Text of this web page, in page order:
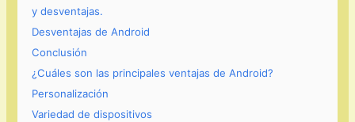
y desventajas.
Desventajas de Android
Conclusión
¿Cuáles son las principales ventajas de Android?
Personalización
Variedad de dispositivos